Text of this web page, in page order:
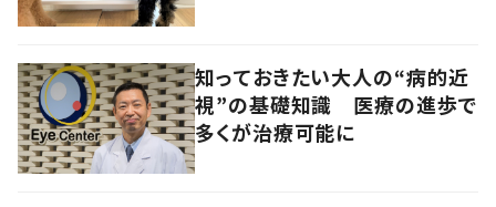
知っておきたい大人の“病的近
視”の基礎知識 医療の進歩で
多くが治療可能に